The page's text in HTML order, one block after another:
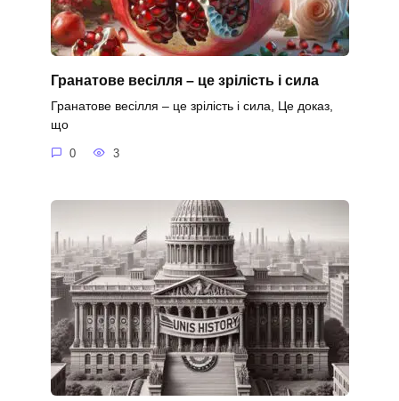
Гранатове весілля – це зрілість і сила
Гранатове весілля – це зрілість і сила, Це доказ,
що
0 3